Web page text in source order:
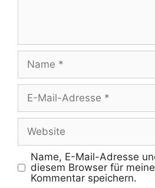
Mail-
Adresse
Name, E-Mail-Adresse
diesem Browser für
Kommentar speichern.